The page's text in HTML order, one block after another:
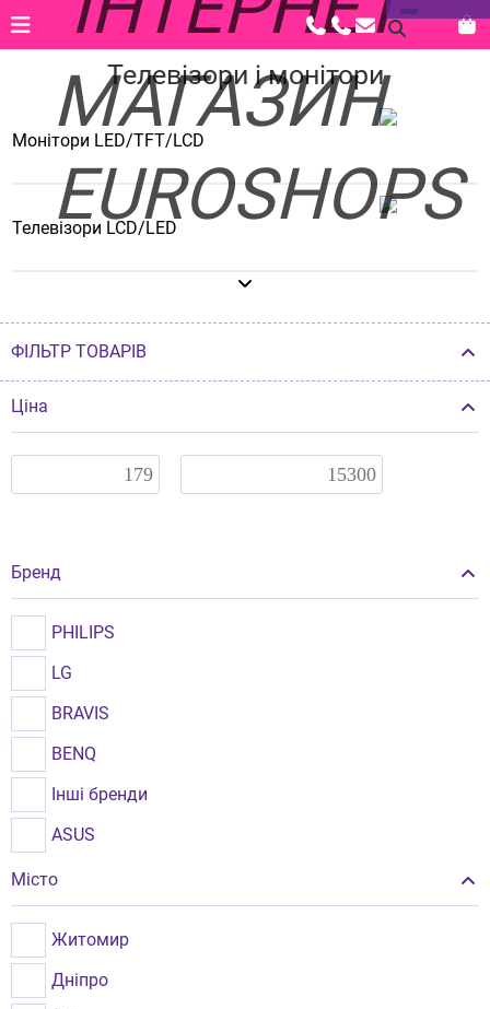
Головна | Каталог | Телевізори і монітори
Телевізори і монітори
Монітори LED/TFT/LCD
Телевізори LCD/LED
ФІЛЬТР ТОВАРІВ
Ціна
Бренд
PHILIPS
LG
BRAVIS
BENQ
Інші бренди
ASUS
SAMSUNG
Місто
Житомир
Дніпро